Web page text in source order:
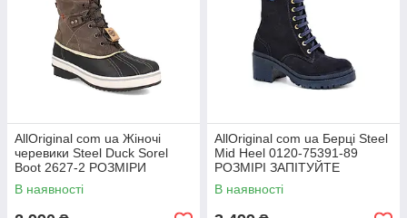
AllOriginal com ua Жіночі
черевики Steel Duck Sorel
Boot 2627-2 РОЗМІРИ
ЗАПИТУЙТЕ
В наявності
AllOriginal com ua Берці Steel
Mid Heel 0120-75391-89
РОЗМІРІ ЗАПІТУЙТЕ
В наявності